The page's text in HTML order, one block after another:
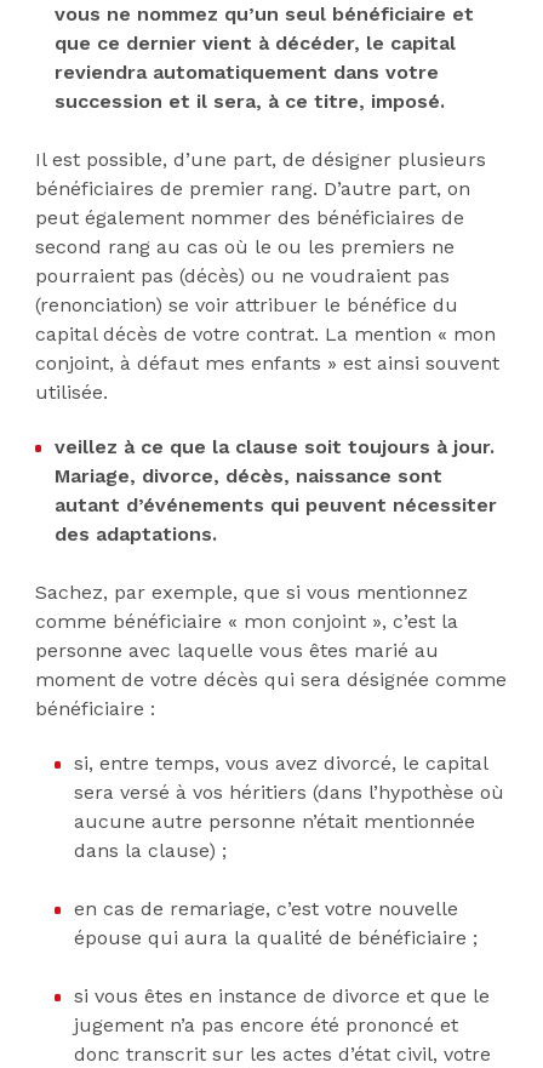
vous ne nommez qu’un seul bénéficiaire et
que ce dernier vient à décéder, le capital
reviendra automatiquement dans votre
succession et il sera, à ce titre, imposé.
Il est possible, d’une part, de désigner plusieurs
bénéficiaires de premier rang. D’autre part, on
peut également nommer des bénéficiaires de
second rang au cas où le ou les premiers ne
pourraient pas (décès) ou ne voudraient pas
(renonciation) se voir attribuer le bénéfice du
capital décès de votre contrat. La mention « mon
conjoint, à défaut mes enfants » est ainsi souvent
utilisée.
veillez à ce que la clause soit toujours à jour.
Mariage, divorce, décès, naissance sont
autant d’événements qui peuvent nécessiter
des adaptations.
Sachez, par exemple, que si vous mentionnez
comme bénéficiaire « mon conjoint », c’est la
personne avec laquelle vous êtes marié au
moment de votre décès qui sera désignée comme
bénéficiaire :
si, entre temps, vous avez divorcé, le capital
sera versé à vos héritiers (dans l’hypothèse où
aucune autre personne n’était mentionnée
dans la clause) ;
en cas de remariage, c’est votre nouvelle
épouse qui aura la qualité de bénéficiaire ;
si vous êtes en instance de divorce et que le
jugement n’a pas encore été prononcé et
donc transcrit sur les actes d’état civil, votre